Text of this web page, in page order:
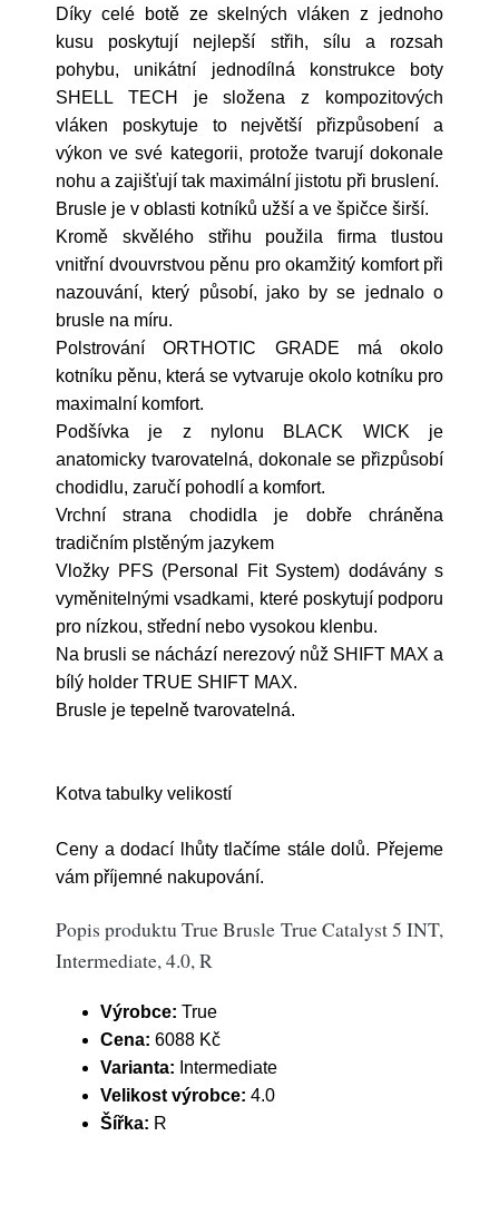
Díky celé botě ze skelných vláken z jednoho
kusu poskytují nejlepší střih, sílu a rozsah
pohybu, unikátní jednodílná konstrukce boty
SHELL TECH je složena z kompozitových
vláken poskytuje to největší přizpůsobení a
výkon ve své kategorii, protože tvarují dokonale
nohu a zajišťují tak maximální jistotu při bruslení.
Brusle je v oblasti kotníků užší a ve špičce širší.
Kromě skvělého střihu použila firma tlustou
vnitřní dvouvrstvou pěnu pro okamžitý komfort při
nazouvání, který působí, jako by se jednalo o
brusle na míru.
Polstrování ORTHOTIC GRADE má okolo
kotníku pěnu, která se vytvaruje okolo kotníku pro
maximalní komfort.
Podšívka je z nylonu BLACK WICK je
anatomicky tvarovatelná, dokonale se přizpůsobí
chodidlu, zaručí pohodlí a komfort.
Vrchní strana chodidla je dobře chráněna
tradičním plstěným jazykem
Vložky PFS (Personal Fit System) dodávány s
vyměnitelnými vsadkami, které poskytují podporu
pro nízkou, střední nebo vysokou klenbu.
Na brusli se náchází nerezový nůž SHIFT MAX a
bílý holder TRUE SHIFT MAX.
Brusle je tepelně tvarovatelná.
Kotva tabulky velikostí
Ceny a dodací lhůty tlačíme stále dolů. Přejeme
vám příjemné nakupování.
Popis produktu True Brusle True Catalyst 5 INT,
Intermediate, 4.0, R
Výrobce: True
Cena: 6088 Kč
Varianta: Intermediate
Velikost výrobce: 4.0
Šířka: R